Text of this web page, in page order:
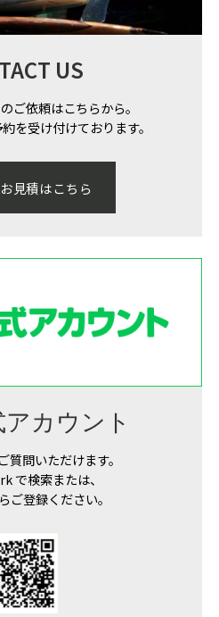
US
ご依頼はこちらから。
を受け付けております。
見積はこちら
アカウント
質問いただけます。
で検索または、
ご登録ください。